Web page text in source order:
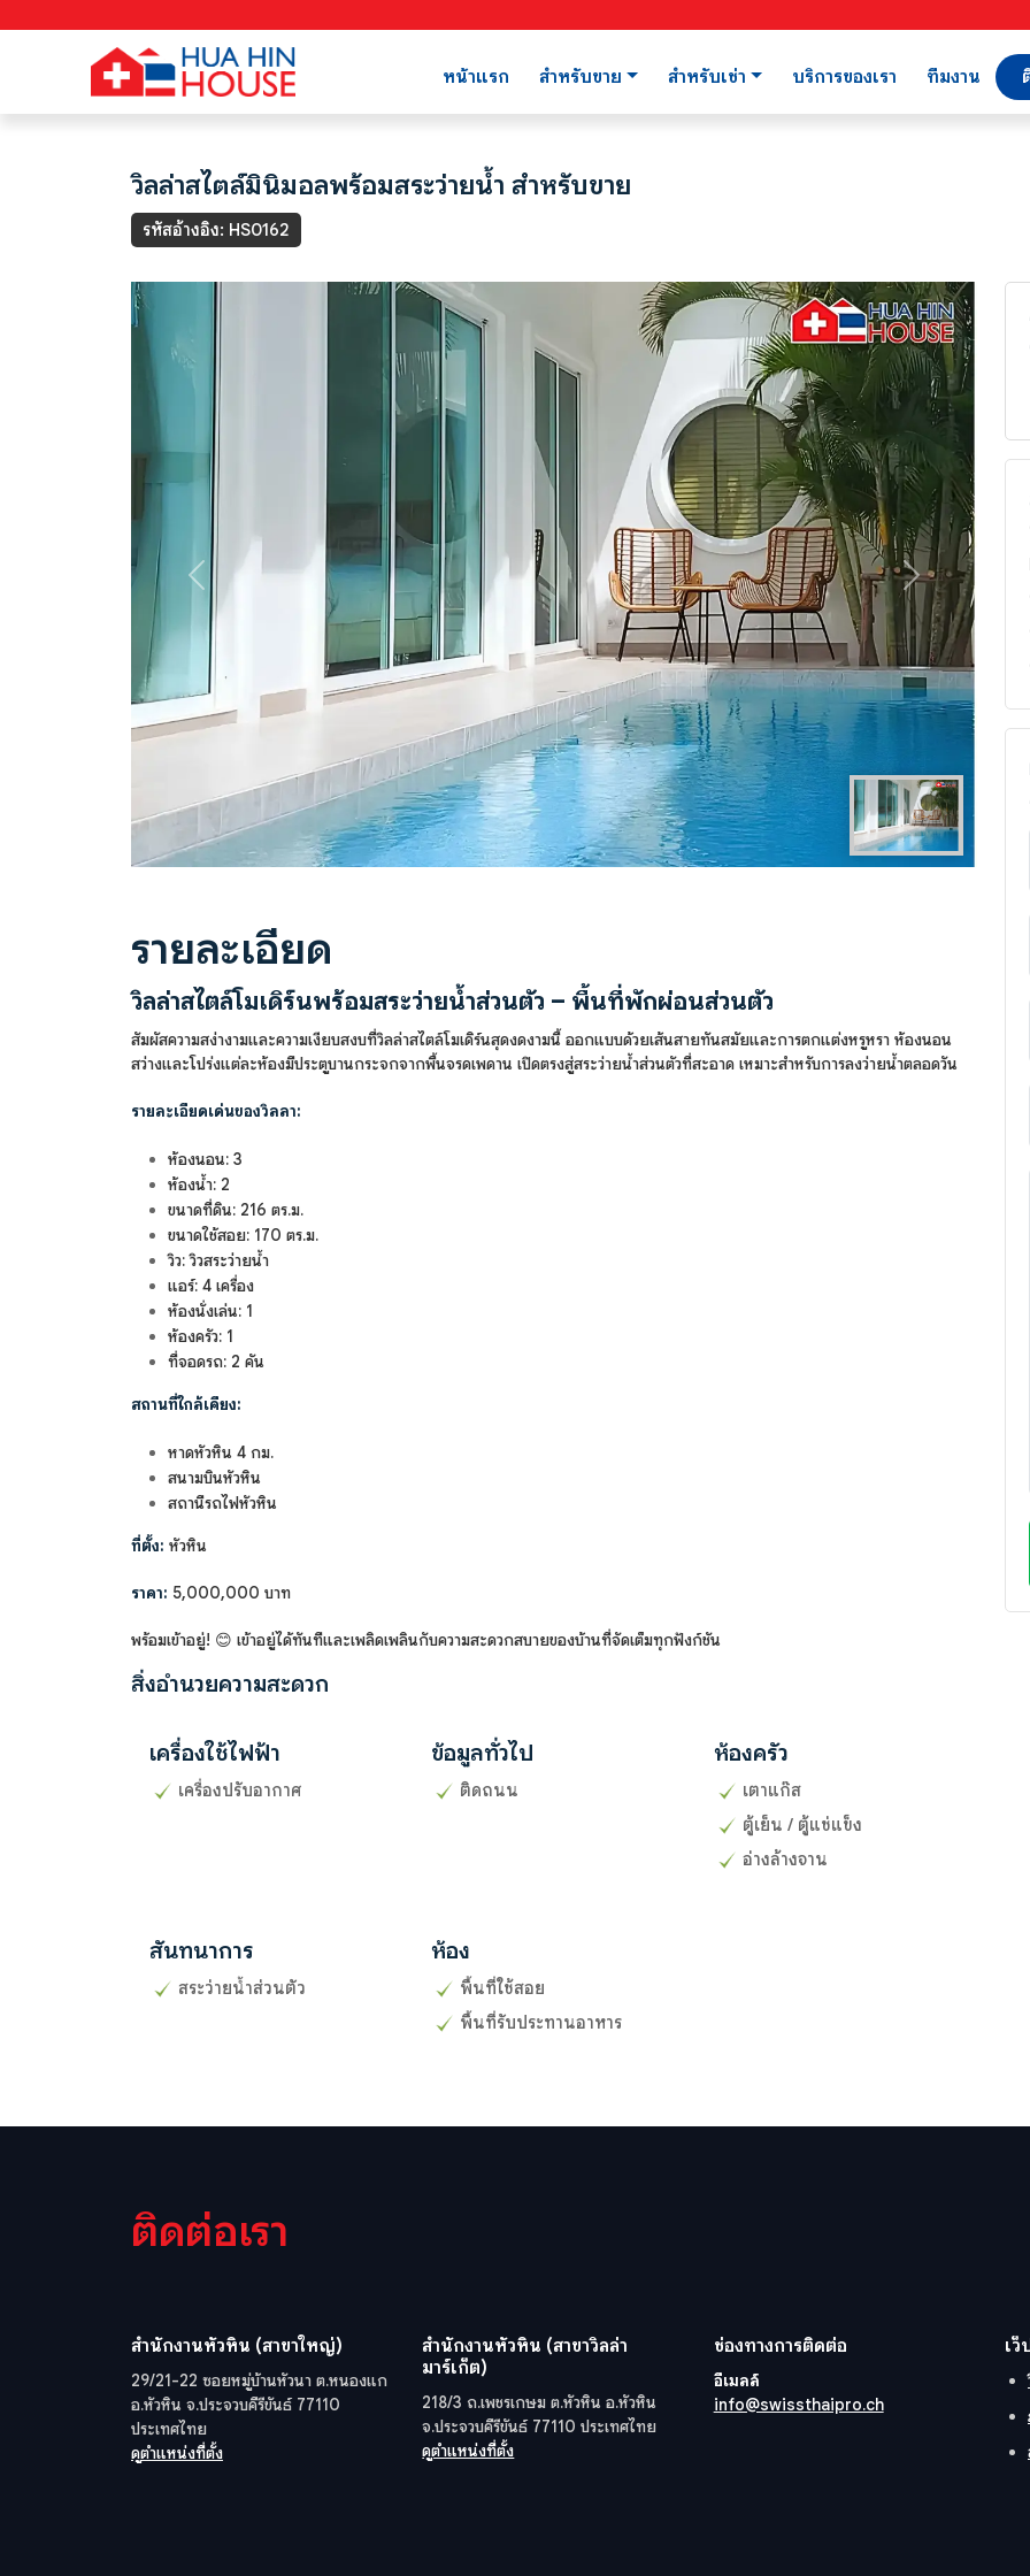
หน้าแรก สำหรับขาย สำหรับเช่า บริการของเรา ทีมงาน
วิลล่าสไตล์มินิมอลพร้อมสระว่ายน้ำ สำหรับขาย
รหัสอ้างอิง: HS0162
Previous Next
รายละเอียด
วิลล่าสไตล์โมเดิร์นพร้อมสระว่ายน้ำส่วนตัว – พื้นที่พักผ่อนส่วนตัว
สัมผัสความสง่างามและความเงียบสงบที่วิลล่าสไตล์โมเดิร์นสุดงดงามนี้ ออกแบบด้วยเส้นสายทันสมัยและการตกแต่งหรูหรา ห้องนอน
สว่างและโปร่งแต่ละห้องมีประตูบานกระจกจากพื้นจรดเพดาน เปิดตรงสู่สระว่ายน้ำส่วนตัวที่สะอาด เหมาะสำหรับการลงว่ายน้ำตลอดวัน
รายละเอียดเด่นของวิลลา:
ห้องนอน: 3
ห้องน้ำ: 2
ขนาดที่ดิน: 216 ตร.ม.
ขนาดใช้สอย: 170 ตร.ม.
วิว: วิวสระว่ายน้ำ
แอร์: 4 เครื่อง
ห้องนั่งเล่น: 1
ห้องครัว: 1
ที่จอดรถ: 2 คัน
สถานที่ใกล้เคียง:
หาดหัวหิน 4 กม.
สนามบินหัวหิน
สถานีรถไฟหัวหิน
ที่ตั้ง: หัวหิน
ราคา: 5,000,000 บาท
พร้อมเข้าอยู่! 😊 เข้าอยู่ได้ทันทีและเพลิดเพลินกับความสะดวกสบายของบ้านที่จัดเต็มทุกฟังก์ชัน
สิ่งอำนวยความสะดวก
เครื่องใช้ไฟฟ้า
เครื่องปรับอากาศ
ข้อมูลทั่วไป
ติดถนน
ห้องครัว
เตาแก๊ส
ตู้เย็น / ตู้แช่แข็ง
อ่างล้างจาน
สันทนาการ
สระว่ายน้ำส่วนตัว
ห้อง
พื้นที่ใช้สอย
พื้นที่รับประทานอาหาร
ติดต่อเรา
สำนักงานหัวหิน (สาขาใหญ่)
29/21-22 ซอยหมู่บ้านหัวนา ต.หนองแก
อ.หัวหิน จ.ประจวบคีรีขันธ์ 77110
ประเทศไทย
ดูตำแหน่งที่ตั้ง
สำนักงานหัวหิน (สาขาวิลล่า
มาร์เก็ต)
218/3 ถ.เพชรเกษม ต.หัวหิน อ.หัวหิน
จ.ประจวบคีรีขันธ์ 77110 ประเทศไทย
ดูตำแหน่งที่ตั้ง
ช่องทางการติดต่อ
อีเมลล์
info@swissthaipro.ch
เว็